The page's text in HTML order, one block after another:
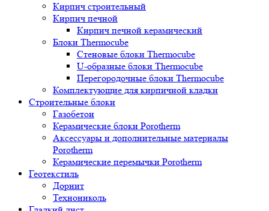
Кирпич строительный
Кирпич печной
Кирпич печной керамический
Блоки Thermocube
Стеновые блоки Thermocube
U-образные блоки Thermocube
Перегородочные блоки Thermocube
Комплектующие для кирпичной кладки
Строительные блоки
Газобетон
Керамические блоки Porotherm
Аксессуары и дополнительные материалы
Porotherm
Керамические перемычки Porotherm
Геотекстиль
Дорнит
Технониколь